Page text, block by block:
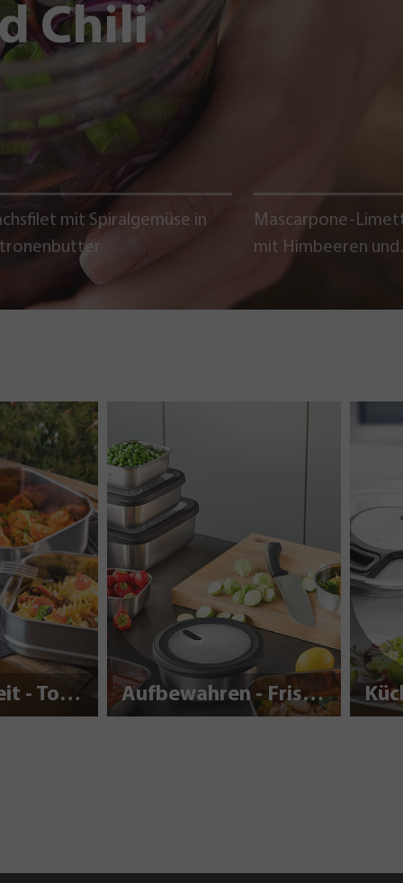
Chili
mit Spiralgemüse in
Mascarpone-
mit Himbeeren und
Schokoladencrumble
Nachhaltigkeit - To Go Aufbewahren - Frisch halten